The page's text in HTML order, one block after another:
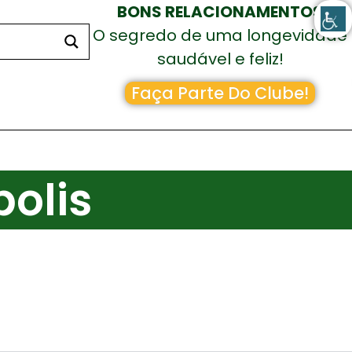
BONS RELACIONAMENTOS
O segredo de uma longevidade
saudável e feliz!
Faça Parte Do Clube!